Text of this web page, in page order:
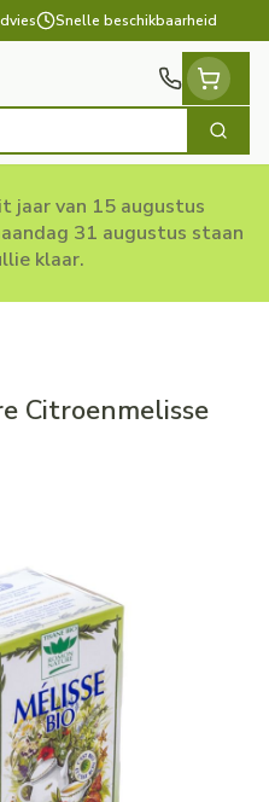
Snelle beschikbaarheid
Zoek
jaar van 15 augustus
31 augustus staan
klaar.
Citroenmelisse